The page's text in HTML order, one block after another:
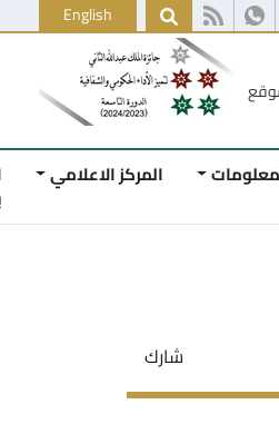
English
المركز الاعلامي اتصل
بنا